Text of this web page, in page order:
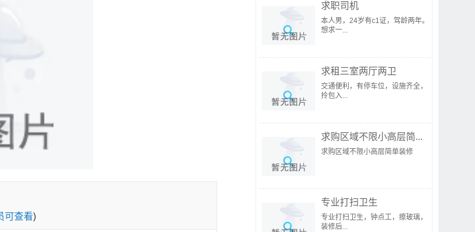
可查看)
求职司机
本人男，24岁有c1证，驾龄两年。
想求一...
求租三室两厅两卫
交通便利，有停车位，设施齐全，
拎包入...
求购区域不限小高层简...
求购区域不限小高层简单装修
专业打扫卫生
专业打扫卫生，钟点工，擦玻璃，
装修后...